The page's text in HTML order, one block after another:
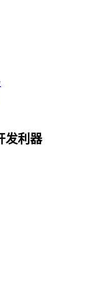
发利器